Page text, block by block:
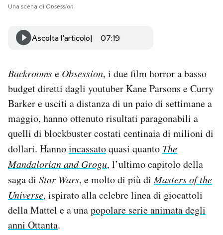
Newsletter
Notifiche mobile
Regala il Post
Hai bisogno di aiuto?
Esci
Una scena di Obsession
Ascolta l'articolo 07:19
Backroomse Obsession, i due film horror a basso
budget diretti dagli youtuber Kane Parsons e Curry
Barker e usciti a distanza di un paio di settimane a
maggio, hanno ottenuto risultati paragonabili a
quelli di blockbuster costati centinaia di milioni di
dollari. Hannoincassatoquasi quanto The
Mandalorian and Grogu, l’ultimo capitolo della
saga di Star Wars, e molto di più diMasters of the
Universe, ispirato alla celebre linea di giocattoli
della Mattel e a unapopolare serie animata degli
anni Ottanta.